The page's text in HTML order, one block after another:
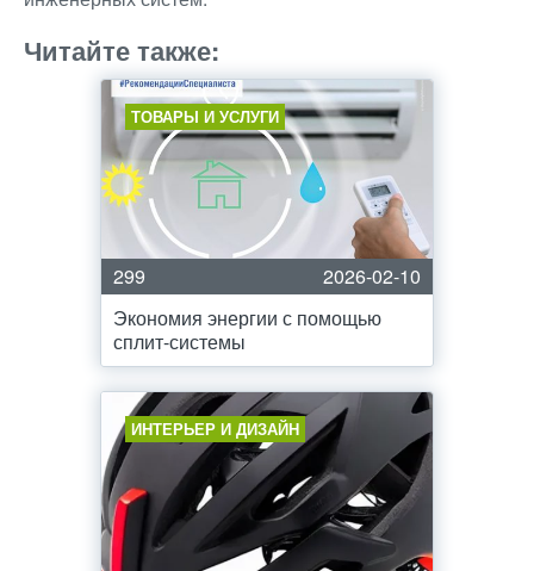
Читайте также:
ТОВАРЫ И УСЛУГИ
299
2026-02-10
Экономия энергии с помощью
сплит-системы
ИНТЕРЬЕР И ДИЗАЙН